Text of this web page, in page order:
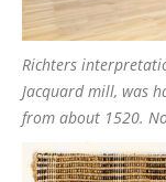
Richters
Jacquard mill, was
from about 1520.